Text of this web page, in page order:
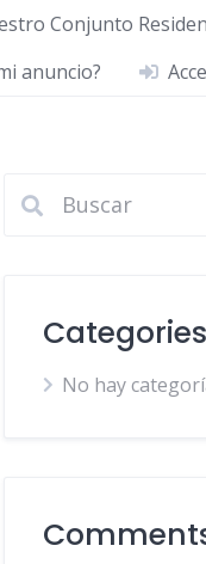
Conjunto
anuncio?
Categories
No hay